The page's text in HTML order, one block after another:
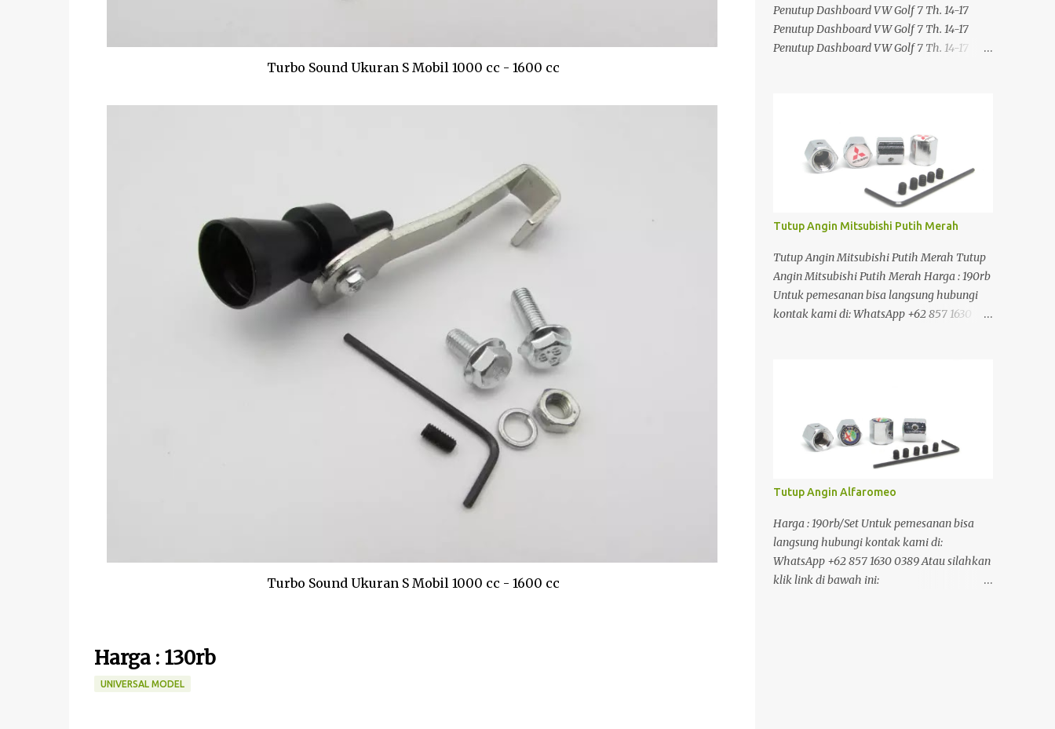
Turbo Sound Ukuran S Mobil 1000 cc - 1600 cc
Turbo Sound Ukuran S Mobil 1000 cc - 1600 cc
Harga : 130rb
UNIVERSAL MODEL
Penutup Dashboard VW Golf 7 Th. 14-17
Penutup Dashboard VW Golf 7 Th. 14-17
Penutup Dashboard VW Golf 7 Th. 14-17
WhatsApp +62 857 1630 0389 Atau silahkan
klik link di bawah ini:
https://www.jakartasparepart.com/shop/pe
nutup-dashboard-vw-golf-7-14-17/
Tutup Angin Mitsubishi Putih Merah
Tutup Angin Mitsubishi Putih Merah Tutup
Angin Mitsubishi Putih Merah Harga : 190rb
Untuk pemesanan bisa langsung hubungi
kontak kami di: WhatsApp +62 857 1630
Tutup Angin Alfaromeo
Harga : 190rb/Set Untuk pemesanan bisa
langsung hubungi kontak kami di:
WhatsApp +62 857 1630 0389 Atau silahkan
klik link di bawah ini: